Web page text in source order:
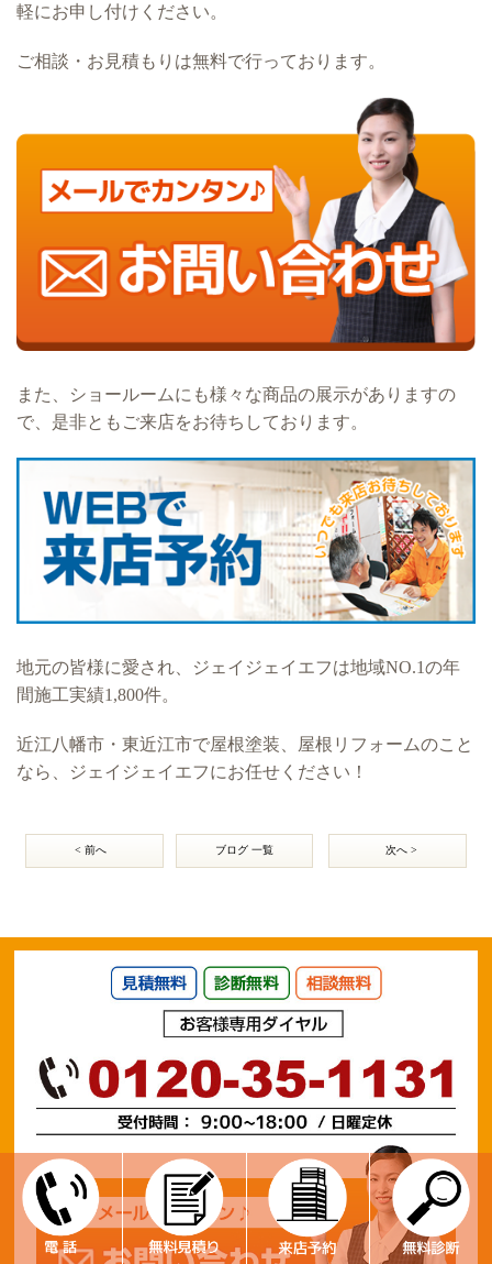
軽にお申し付けください。
ご相談・お見積もりは無料で行っております。
また、ショールームにも様々な商品の展示がありますの
で、是非ともご来店をお待ちしております。
地元の皆様に愛され、ジェイジェイエフは地域NO.1の年
間施工実績1,800件。
近江八幡市・東近江市で屋根塗装、屋根リフォームのこと
なら、ジェイジェイエフにお任せください！
< 前へ ブログ 一覧 次へ >